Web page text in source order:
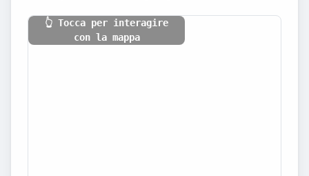
👆 Tocca per interagire
con la mappa